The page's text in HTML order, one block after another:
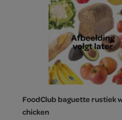
FoodClub baguette rustiek
chicken